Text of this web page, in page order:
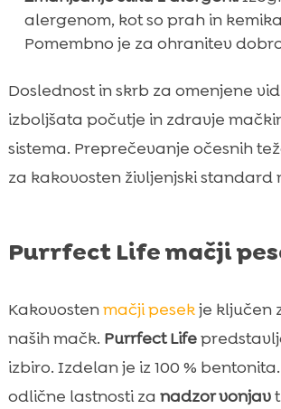
alergenom, kot so prah in
Pomembno je za ohranitev
Doslednost in skrb za omenjene
izboljšata počutje in zdravje
sistema. Preprečevanje očesnih
za kakovosten življenjski standard
Purrfect Life mačji
Kakovostenmačji pesekje ključen
naših mačk. Purrfect Life
izbiro. Izdelan je iz 100 %
odlične lastnosti za nadzor vonjav